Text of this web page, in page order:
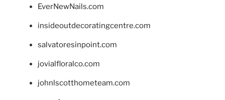
EverNewNails.com
insideoutdecoratingcentre.com
salvatoresinpoint.com
jovialfloralco.com
johnlscotthometeam.com